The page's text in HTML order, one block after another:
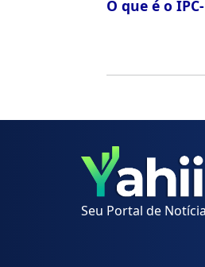
O que é o
Seu Portal de